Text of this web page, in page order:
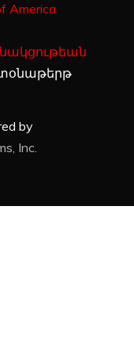
America
by
Inc.